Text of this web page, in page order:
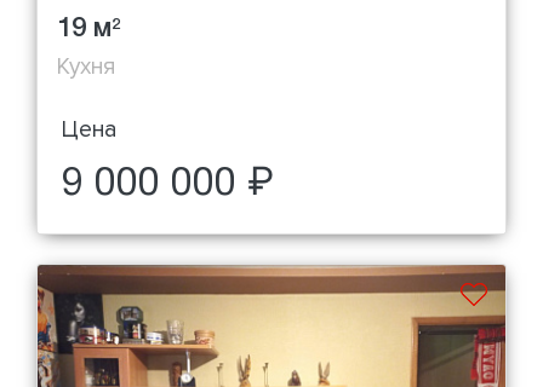
19 м2
Кухня
Цена
9 000 000 ₽